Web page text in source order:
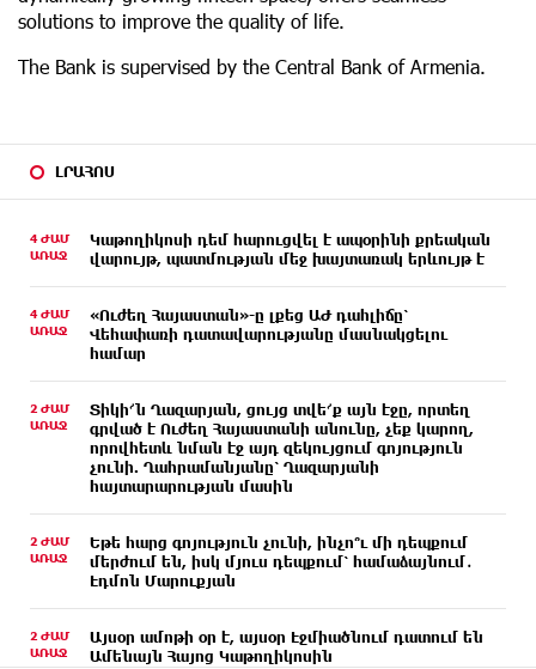
ԼՐԱՀՈՍ
4 ԺԱՄ
ԱՌԱՋ
Կաթողիկոսի դեմ հարուցվել է ապօրինի քրեական
վարույթ, պատմության մեջ խայտառակ երևույթ է
4 ԺԱՄ
ԱՌԱՋ
«Ուժեղ Հայաստան»-ը լքեց ԱԺ դահլիճը՝
Վեհափառի դատավարությանը մասնակցելու
համար
2 ԺԱՄ
ԱՌԱՋ
Տիկի՜ն Ղազարյան, ցույց տվե՜ք այն էջը, որտեղ
գրված է Ուժեղ Հայաստանի անունը, չեք կարող,
որովհետև նման էջ այդ զեկույցում գոյություն
չունի. Ղահրամանյանը՝ Ղազարյանի
հայտարարության մասին
2 ԺԱՄ
ԱՌԱՋ
Եթե հարց գոյություն չունի, ինչո՞ւ մի դեպքում
մերժում են, իսկ մյուս դեպքում՝ համաձայնում․
Էդմոն Մարուքյան
2 ԺԱՄ
ԱՌԱՋ
Այսօր ամոթի օր է, այսօր Էջմիածնում դատում են
Ամենայն Հայոց Կաթողիկոսին
solutions to improve the quality of life.
The Bank is supervised by the Central Bank of Armenia.